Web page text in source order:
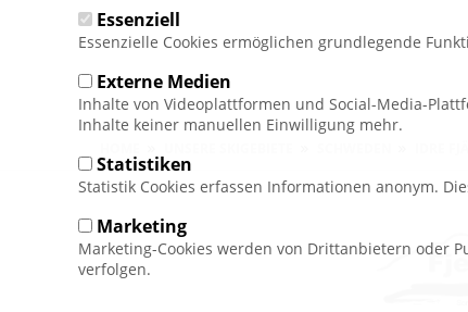
Pfadnavigation
Essenziell
Essenzielle Cookies ermöglichen grundlegende
Externe Medien
Inhalte von Videoplattformen und Social-Media-
Inhalte keiner manuellen Einwilligung mehr.
Statistiken
Statistik Cookies erfassen Informationen anonym.
Marketing
Marketing-Cookies werden von Drittanbietern oder
verfolgen.